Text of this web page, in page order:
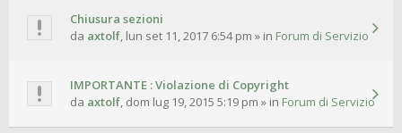
Chiusura sezioni
da axtolf, lun set 11, 2017 6:54 pm » in Forum di Servizio
IMPORTANTE : Violazione di Copyright
da axtolf, dom lug 19, 2015 5:19 pm » in Forum di Servizio